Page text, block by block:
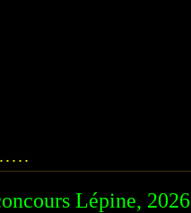
Lépine, 2026